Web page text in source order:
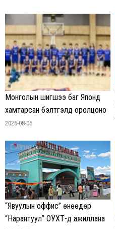
Монголын шигшээ баг Японд
хамтарсан бэлтгэлд оролцоно
2026-08-06
“Явуулын оффис” өнөөдөр
“Нарантуул” ОУХТ-д ажиллана